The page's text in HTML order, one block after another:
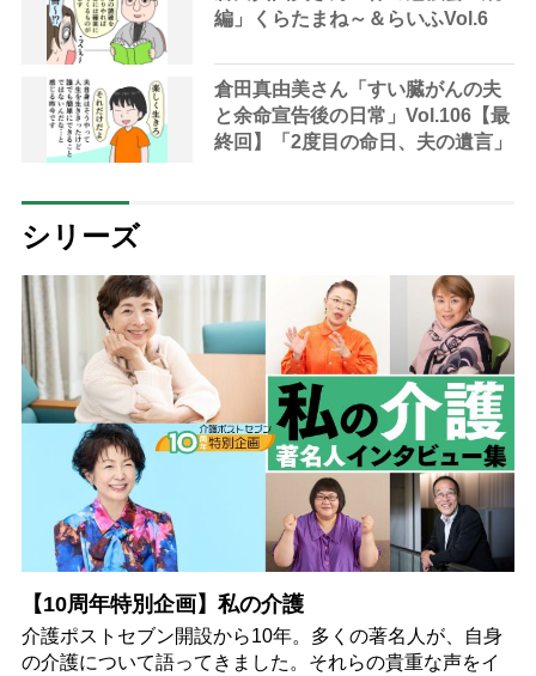
編」くらたまね～＆らいふVol.6
倉田真由美さん「すい臓がんの夫
と余命宣告後の日常」Vol.106【最
終回】「2度目の命日、夫の遺言」
シリーズ
【10周年特別企画】私の介護
介護ポストセブン開設から10年。多くの著名人が、自身
の介護について語ってきました。それらの貴重な声をイ